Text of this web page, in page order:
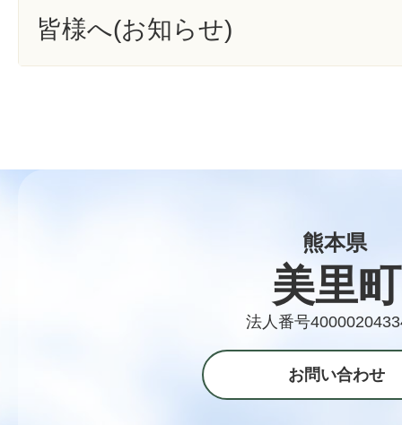
皆様へ(お知らせ)
熊本県
美里町
法人番号
お問い合わせ